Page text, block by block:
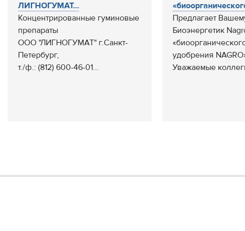
ЛИГНОГУМАТ...
Концентрированные гуминовые
препараты
ООО "ЛИГНОГУМАТ" г.Санкт-
Петербург,
т./ф.: (812) 600-46-01...
Предлагает
Биоэнергетик
удобрения
Уважаемые